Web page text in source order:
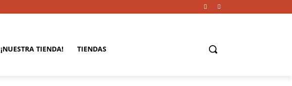
¡NUESTRA TIENDA! TIENDAS